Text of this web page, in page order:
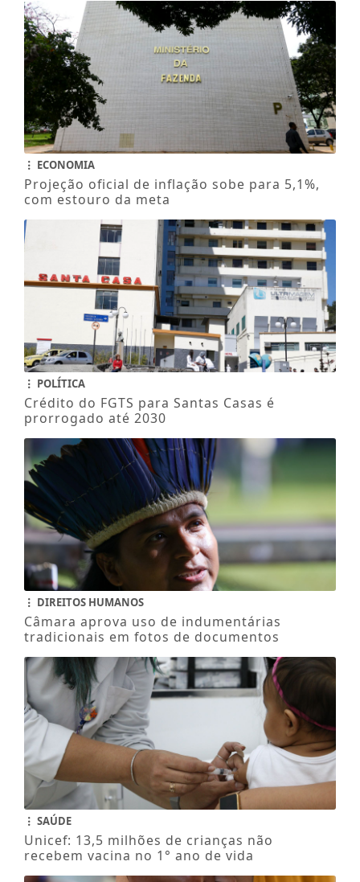
ECONOMIA
Projeção oficial de inflação sobe para 5,1%,
com estouro da meta
POLÍTICA
Crédito do FGTS para Santas Casas é
prorrogado até 2030
DIREITOS HUMANOS
Câmara aprova uso de indumentárias
tradicionais em fotos de documentos
SAÚDE
Unicef: 13,5 milhões de crianças não
recebem vacina no 1° ano de vida